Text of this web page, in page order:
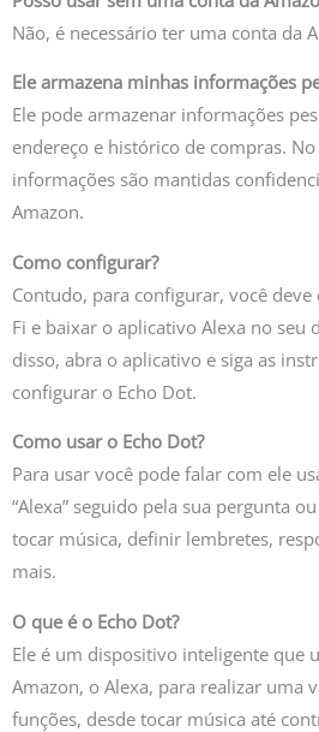
Não, é necessário ter uma conta da
Ele armazena minhas informações
Ele pode armazenar informações
endereço e histórico de compras.
informações são mantidas
Amazon.
Como configurar?
Contudo, para configurar, você deve
Fi e baixar o aplicativo Alexa no seu
disso, abra o aplicativo e siga as
configurar o Echo Dot.
Como usar o Echo Dot?
Para usar você pode falar com ele
“Alexa” seguido pela sua pergunta
tocar música, definir lembretes,
mais.
O que é o Echo Dot?
Ele é um dispositivo inteligente que
Amazon, o Alexa, para realizar uma
funções, desde tocar música até